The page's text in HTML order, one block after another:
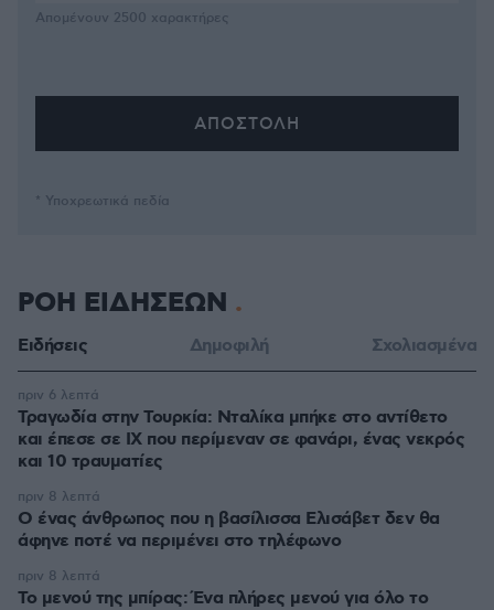
Απομένουν 2500 χαρακτήρες
* Υποχρεωτικά πεδία
ΡΟΗ ΕΙΔΗΣΕΩΝ
Ειδήσεις Δημοφιλή Σχολιασμένα
Τραγωδία στην Τουρκία: Νταλίκα μπήκε στο αντίθετο
και έπεσε σε ΙΧ που περίμεναν σε φανάρι, ένας νεκρός
και 10 τραυματίες
πριν 6 λεπτά
Ο ένας άνθρωπος που η βασίλισσα Ελισάβετ δεν θα
άφηνε ποτέ να περιμένει στο τηλέφωνο
πριν 8 λεπτά
Το μενού της μπίρας: Ένα πλήρες μενού για όλο το
πριν 8 λεπτά